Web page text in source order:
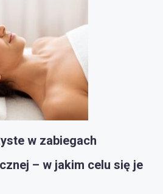
w zabiegach
– w jakim celu się je